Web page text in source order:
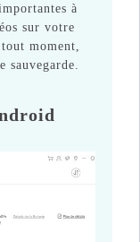
à
sur votre
moment,
sauvegarde.